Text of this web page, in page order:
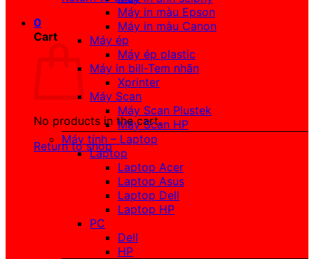
0
Cart
No products in the cart.
Return to shop
Máy in màu Epson
Máy in màu Canon
Máy ép
Máy ép plastic
Máy in bill-Tem nhãn
Xprinter
Máy Scan
Máy Scan Plustek
Máy Scan HP
Máy tính – Laptop
Laptop
Laptop Acer
Laptop Asus
Laptop Dell
Laptop HP
PC
Dell
HP